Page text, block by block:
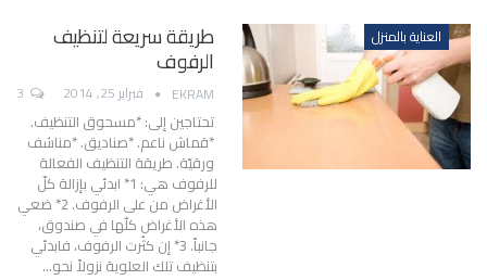
العناية بالمنزل طريقة سريعة لتنظيف
الرفوف
EKRAM فبراير 25, 2014
تحتاجين إلى: *مسحوق التنظيف.
*قماش ناعم. *صناديق. *مناشف
ورقيّة. طريقة التنظيف الفعالة
للرفوف هي: 1* ابدئي بإزالة كلّ
الأغراض من على الرفوف. 2* ضعي
هذه الأغراض كلّها في صندوق،
جانباً. 3* إن كثُرت الرفوف، فابدئي
بتنظيف تلك العلوية نزولاً نحو…